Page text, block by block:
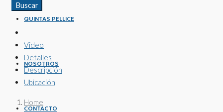
QUINTAS PELLICE
NOSOTROS
CONTACTO
Buscar
Video
Detalles
Descripción
Ubicación
Home